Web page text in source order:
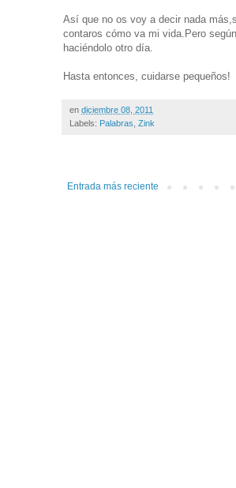
Así que no os voy a decir nada
contaros cómo va mi vida.Pero
haciéndolo otro día.
Hasta entonces, cuidarse pequeños!
en diciembre 08, 2011
Labels: Palabras Zink
Entrada más reciente